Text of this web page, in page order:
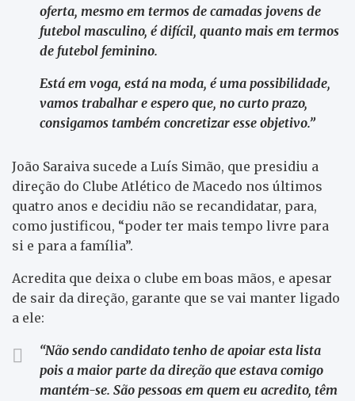
oferta, mesmo em termos de camadas jovens de
futebol masculino, é difícil, quanto mais em termos
de futebol feminino.
Está em voga, está na moda, é uma possibilidade,
vamos trabalhar e espero que, no curto prazo,
consigamos também concretizar esse objetivo.”
João Saraiva sucede a Luís Simão, que presidiu a
direção do Clube Atlético de Macedo nos últimos
quatro anos e decidiu não se recandidatar, para,
como justificou, “poder ter mais tempo livre para
si e para a família”.
Acredita que deixa o clube em boas mãos, e apesar
de sair da direção, garante que se vai manter ligado
a ele:
“Não sendo candidato tenho de apoiar esta lista
pois a maior parte da direção que estava comigo
mantém-se. São pessoas em quem eu acredito, têm